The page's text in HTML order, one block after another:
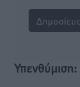
Υπενθύμιση: